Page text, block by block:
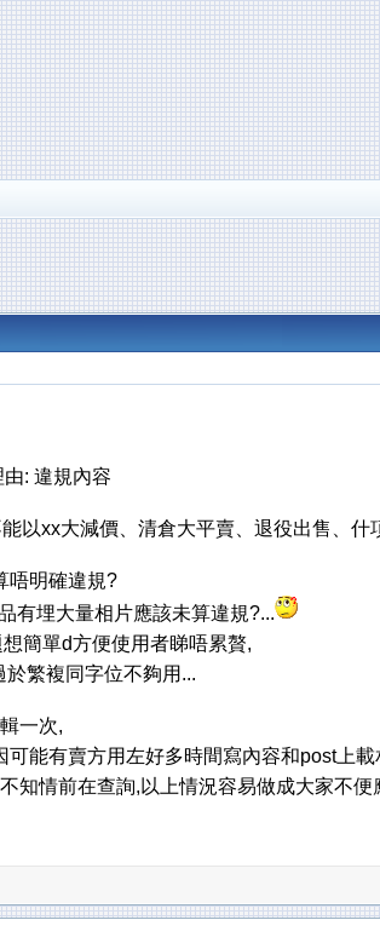
: 違規內容
以xx大減價、清倉大平賣、退役出售、
唔明確違規?
有埋大量相片應該未算違規?...
簡單d方便使用者睇唔累贅,
繁複同字位不夠用...
一次,
能有賣方用左好多時間寫內容和post上
知情前在查詢,以上情況容易做成大家不